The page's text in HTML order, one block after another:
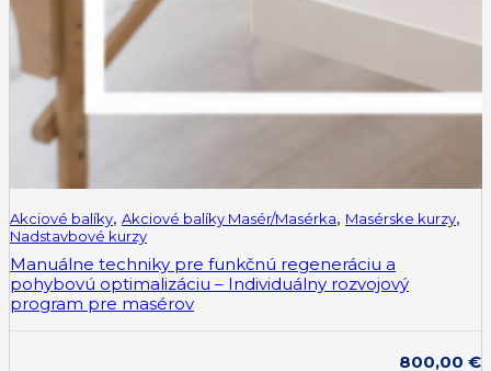
Akciové balíky, Akciové balíky Masér/Masérka, Masérske kurzy,
Nadstavbové kurzy
Manuálne techniky pre funkčnú regeneráciu a
pohybovú optimalizáciu – Individuálny rozvojový
program pre masérov
800,00 €